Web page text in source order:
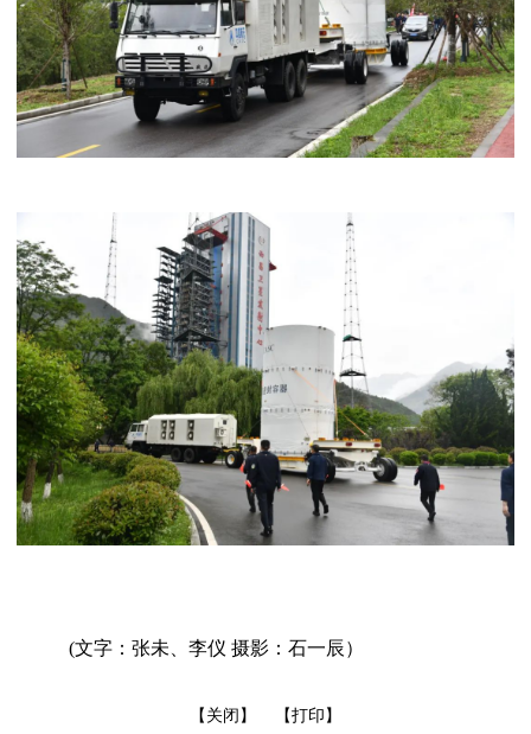
(文字：张未、李仪 摄影：石一辰）
【关闭】 【打印】